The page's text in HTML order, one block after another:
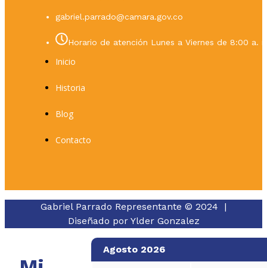
gabriel.parrado@camara.gov.co
Horario de atención Lunes a Viernes de 8:00 a.
Inicio
Historia
Blog
Contacto
Gabriel Parrado Representante © 2024 |
Diseñado por Ylder Gonzalez
Agosto 2026